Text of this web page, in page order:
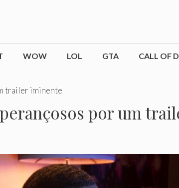
WOW LOL GTA CALL OF
trailer iminente
por um